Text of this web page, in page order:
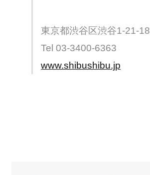
東京都渋谷区渋谷1-21-18
Tel 03-3400-6363
www.shibushibu.jp